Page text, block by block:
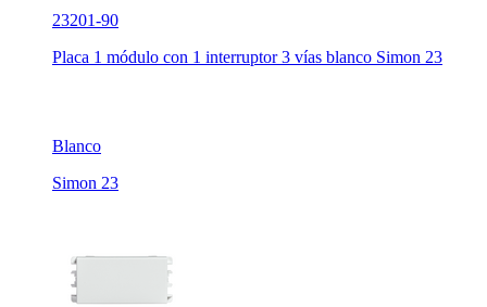
23201-90
Placa 1 módulo con 1 interruptor 3 vías blanco Simon 23
Blanco
Simon 23